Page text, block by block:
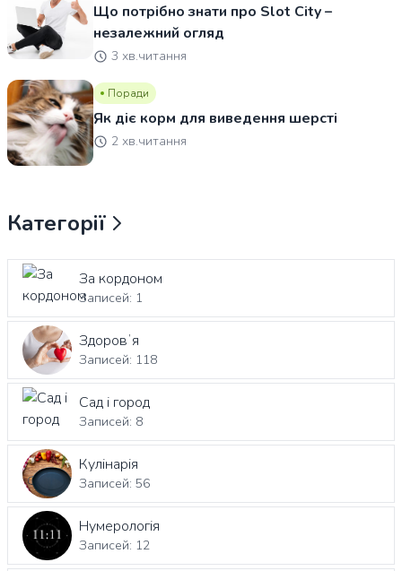
Що потрібно знати про Slot City –
незалежний огляд
3 хв.читання
Поради
Як діє корм для виведення шерсті
2 хв.читання
Категорії
За кордоном
Записей: 1
Здоровʼя
Записей: 118
Сад і город
Записей: 8
Кулінарія
Записей: 56
Нумерологія
Записей: 12